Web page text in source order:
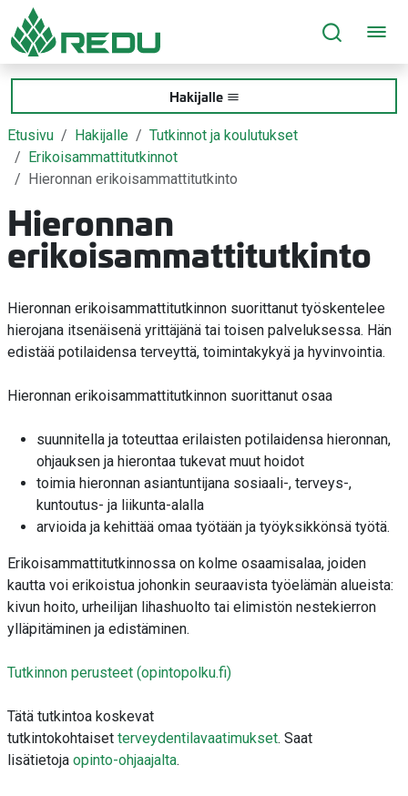
Siirry sivusisältöön
Hakijalle
Etusivu Hakijalle
Tutkinnot ja koulutukset
Erikoisammattitutkinnot
Hieronnan erikoisammattitutkinto
Hieronnan
erikoisammattitutkinto
Hieronnan erikoisammattitutkinnon suorittanut työskentelee
hierojana itsenäisenä yrittäjänä tai toisen palveluksessa. Hän
edistää potilaidensa terveyttä, toimintakykyä ja hyvinvointia.
Hieronnan erikoisammattitutkinnon suorittanut osaa
suunnitella ja toteuttaa erilaisten potilaidensa hieronnan,
ohjauksen ja hierontaa tukevat muut hoidot
toimia hieronnan asiantuntijana sosiaali-, terveys-,
kuntoutus- ja liikunta-alalla
arvioida ja kehittää omaa työtään ja työyksikkönsä työtä.
Erikoisammattitutkinnossa on kolme osaamisalaa, joiden
kautta voi erikoistua johonkin seuraavista työelämän alueista:
kivun hoito, urheilijan lihashuolto tai elimistön nestekierron
ylläpitäminen ja edistäminen.
Tutkinnon perusteet (opintopolku.fi)
Tätä tutkintoa koskevat
tutkintokohtaiset terveydentilavaatimukset. Saat
lisätietoja opinto-ohjaajalta.